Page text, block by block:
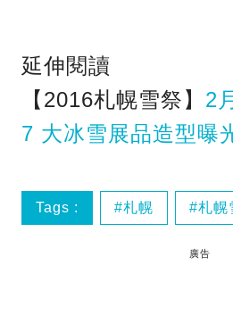
延伸閱讀
【2016札幌雪祭】 2
7 大冰雪展品造型曝
Tags : 札幌 札幌
義工
廣告